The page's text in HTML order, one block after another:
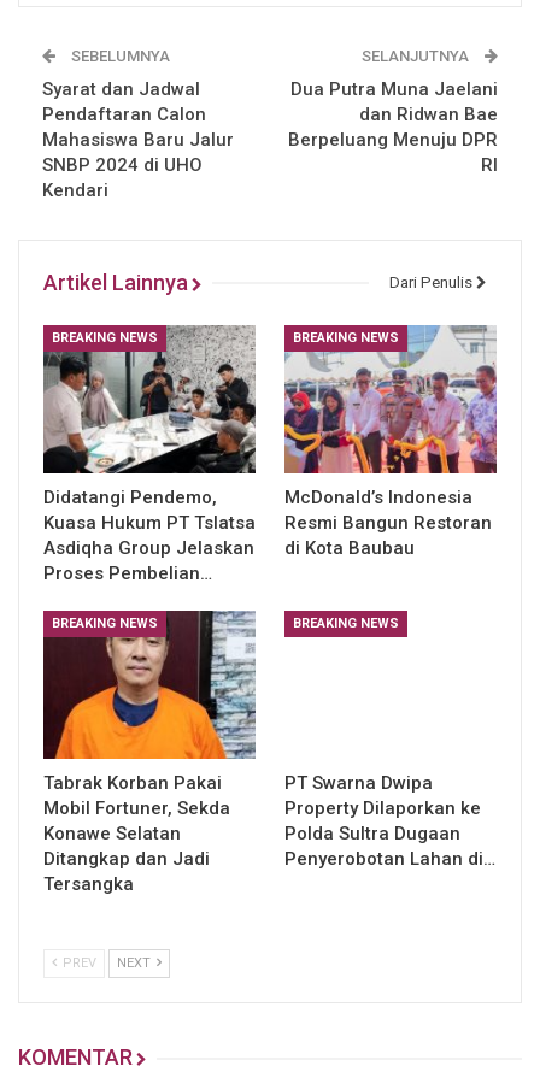
SEBELUMNYA
Syarat dan Jadwal
Pendaftaran Calon
Mahasiswa Baru Jalur
SNBP 2024 di UHO
Kendari
SELANJUTNYA
Dua Putra Muna Jaelani
dan Ridwan Bae
Berpeluang Menuju DPR
RI
Artikel Lainnya Dari Penulis
BREAKING NEWS
Didatangi Pendemo,
Kuasa Hukum PT Tslatsa
Asdiqha Group Jelaskan
Proses Pembelian…
BREAKING NEWS
McDonald’s Indonesia
Resmi Bangun Restoran
di Kota Baubau
BREAKING NEWS
Tabrak Korban Pakai
Mobil Fortuner, Sekda
Konawe Selatan
Ditangkap dan Jadi
Tersangka
BREAKING NEWS
PT Swarna Dwipa
Property Dilaporkan ke
Polda Sultra Dugaan
Penyerobotan Lahan di…
PREV NEXT
KOMENTAR